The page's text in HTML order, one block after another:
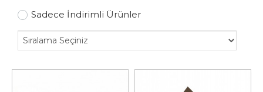
Sadece İndirimli Ürünler